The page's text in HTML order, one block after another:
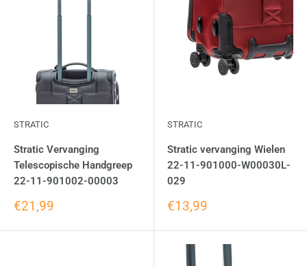
STRATIC
Stratic Vervanging
Telescopische Handgreep
22-11-901002-00003
€21,99
STRATIC
Stratic vervanging Wielen
22-11-901000-W00030L-
029
€13,99